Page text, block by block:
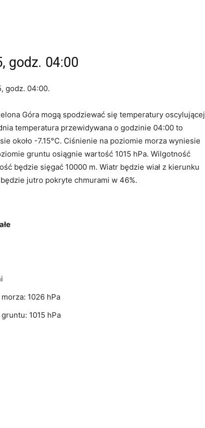
godz. 04:00
godz. 04:00.
Góra mogą spodziewać się temperatury oscylującej
temperatura przewidywana o godzinie 04:00 to
około -7.15°C. Ciśnienie na poziomie morza wyniesie
gruntu osiągnie wartość 1015 hPa. Wilgotność
będzie sięgać 10000 m. Wiatr będzie wiał z kierunku
jutro pokryte chmurami w 46%.
1026 hPa
1015 hPa